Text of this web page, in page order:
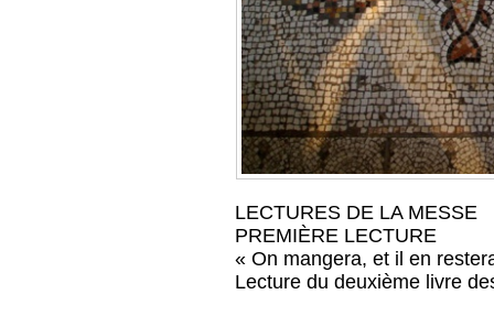
LECTURES DE LA MESSE
PREMIÈRE LECTURE
« On mangera, et il en
Lecture du deuxième livre